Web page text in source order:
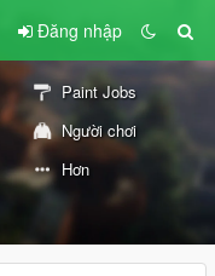
Đăng nhập
Paint Jobs
Người chơi
Hơn